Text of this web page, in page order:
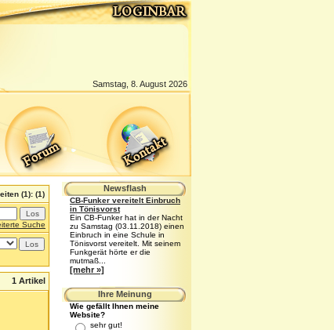
Samstag, 8. August 2026
(1): (1)
Suche
1 Artikel
Newsflash
CB-Funker vereitelt Einbruch
in Tönisvorst
Ein CB-Funker hat in der Nacht
zu Samstag (03.11.2018) einen
Einbruch in eine Schule in
Tönisvorst vereitelt. Mit seinem
Funkgerät hörte er die
mutmaß...
[mehr »]
Ihre Meinung
Wie gefällt Ihnen meine
Website?
sehr gut!